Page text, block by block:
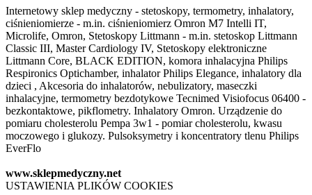
Internetowy sklep medyczny - stetoskopy, termometry, inhalatory,
ciśnieniomierze - m.in. ciśnieniomierz Omron M7 Intelli IT,
Microlife, Omron, Stetoskopy Littmann - m.in. stetoskop Littmann
Classic III, Master Cardiology IV, Stetoskopy elektroniczne
Littmann Core, BLACK EDITION, komora inhalacyjna Philips
Respironics Optichamber, inhalator Philips Elegance, inhalatory dla
dzieci , Akcesoria do inhalatorów, nebulizatory, maseczki
inhalacyjne, termometry bezdotykowe Tecnimed Visiofocus 06400 -
bezkontaktowe, pikflometry. Inhalatory Omron. Urządzenie do
pomiaru cholesterolu Pempa 3w1 - pomiar cholesterolu, kwasu
moczowego i glukozy. Pulsoksymetry i koncentratory tlenu Philips
EverFlo
www.sklepmedyczny.net
USTAWIENIA PLIKÓW COOKIES